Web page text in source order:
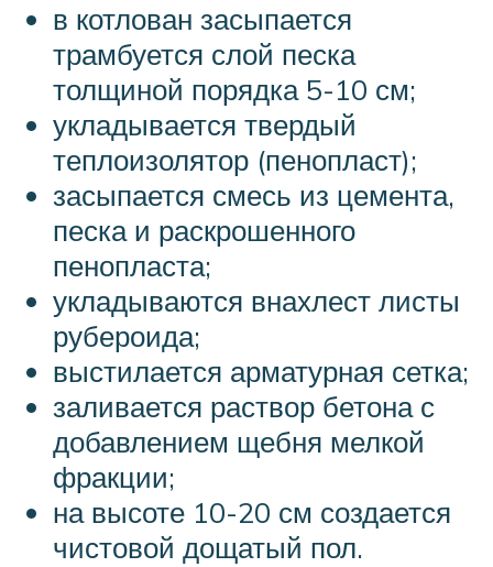
в котлован засыпается
трамбуется слой песка
толщиной порядка 5-10 см;
укладывается твердый
теплоизолятор (пенопласт);
засыпается смесь из цемента,
песка и раскрошенного
пенопласта;
укладываются внахлест листы
рубероида;
выстилается арматурная сетка;
заливается раствор бетона с
добавлением щебня мелкой
фракции;
на высоте 10-20 см создается
чистовой дощатый пол.